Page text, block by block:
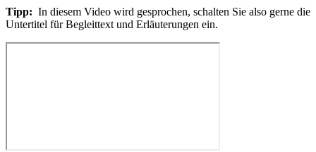
Tipp: In diesem Video wird gesprochen, schalten Sie also gerne die
Untertitel für Begleittext und Erläuterungen ein.